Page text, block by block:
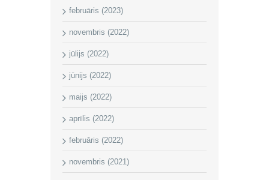
februāris (2023)
novembris (2022)
jūlijs (2022)
jūnijs (2022)
maijs (2022)
aprīlis (2022)
februāris (2022)
novembris (2021)